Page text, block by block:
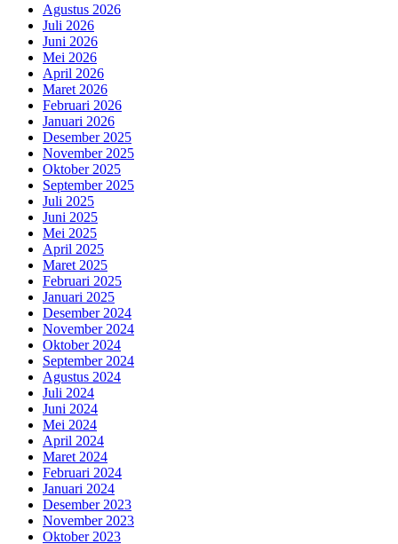
Agustus 2026
Juli 2026
Juni 2026
Mei 2026
April 2026
Maret 2026
Februari 2026
Januari 2026
Desember 2025
November 2025
Oktober 2025
September 2025
Juli 2025
Juni 2025
Mei 2025
April 2025
Maret 2025
Februari 2025
Januari 2025
Desember 2024
November 2024
Oktober 2024
September 2024
Agustus 2024
Juli 2024
Juni 2024
Mei 2024
April 2024
Maret 2024
Februari 2024
Januari 2024
Desember 2023
November 2023
Oktober 2023